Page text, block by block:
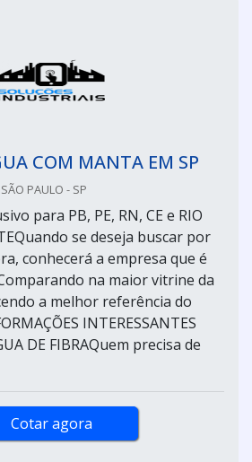
COM MANTA EM SP
PAULO - SP
para PB, PE, RN, CE e RIO
se deseja buscar por
conhecerá a empresa que é
na maior vitrine da
a melhor referência do
INTERESSANTES
DE FIBRAQuem precisa de
Cotar agora